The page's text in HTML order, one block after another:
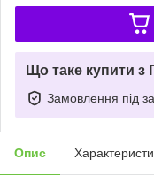
Що таке купити з
Замовлення під
Опис